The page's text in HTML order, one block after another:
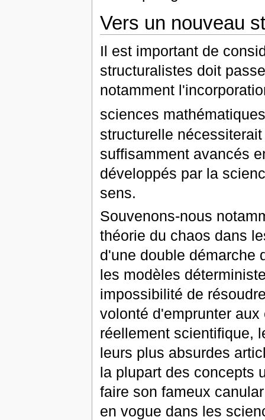
Vers un nouveau
Il est important de
structuralistes doit
notamment
sciences
structurelle
suffisamment avancés
développés par la
sens.
Souvenons-nous
théorie du chaos dans
d'une double démarche
les modèles
impossibilité de
volonté d'emprunter
réellement scientifique,
leurs plus absurdes
la plupart des concepts
faire son fameux
en vogue dans les